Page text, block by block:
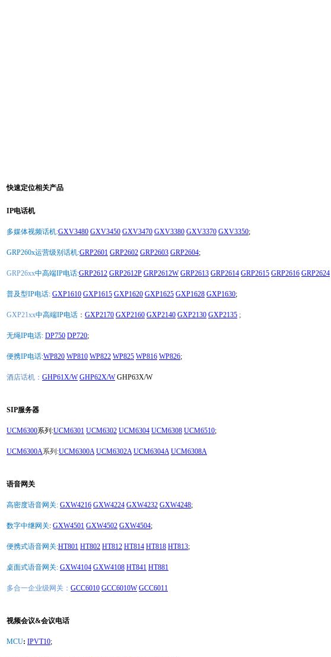
快速定位相关产品
IP电话机
多媒体视频话机:GXV3480 GXV3450 GXV3470 GXV3380 GXV3370 GXV3350;
GRP260x运营级别话机:GRP2601 GRP2602 GRP2603 GRP2604;
GRP26xx中高端IP电话:GRP2612 GRP2612P GRP2612W GRP2613 GRP2614 GRP2615 GRP2616 GRP2624
普及型IP电话: GXP1610 GXP1615 GXP1620 GXP1625 GXP1628 GXP1630;
GXP21xx中高端IP电话 ： GXP2170 GXP2160 GXP2140 GXP2130 GXP2135 ;
无绳IP电话: DP750 DP720;
便携IP电话:WP820 WP810 WP822 WP825 WP816 WP826;
酒店话机： GHP61X/W GHP62X/WGHP63X/W
SIP服务器
UCM6300系列:UCM6301 UCM6302 UCM6304 UCM6308 UCM6510;
UCM6300A系列:UCM6300A UCM6302A UCM6304A UCM6308A
语音网关
高密度语音网关: GXW4216 GXW4224 GXW4232 GXW4248;
数字中继网关: GXW4501 GXW4502 GXW4504;
便携式语音网关:HT801 HT802 HT812 HT814 HT818 HT813;
桌面式语音网关: GXW4104 GXW4108 HT841 HT881
多合一企业级网关： GCC6010 GCC6010W GCC6011
视频会议&会议电话
MCU: IPVT10;